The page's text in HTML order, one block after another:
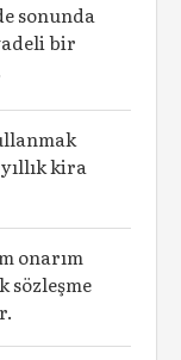
sonunda
bir
kira
onarım
sözleşme